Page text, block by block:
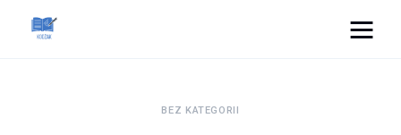
BEZ KATEGORII